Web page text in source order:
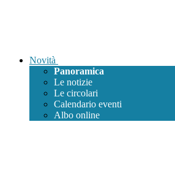
Novità
Panoramica
Le notizie
Le circolari
Calendario eventi
Albo online